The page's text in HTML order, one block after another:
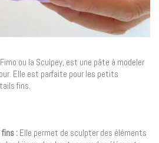
ou la Sculpey, est une pâte à modeler
Elle est parfaite pour les petits
fins.
: Elle permet de sculpter des éléments